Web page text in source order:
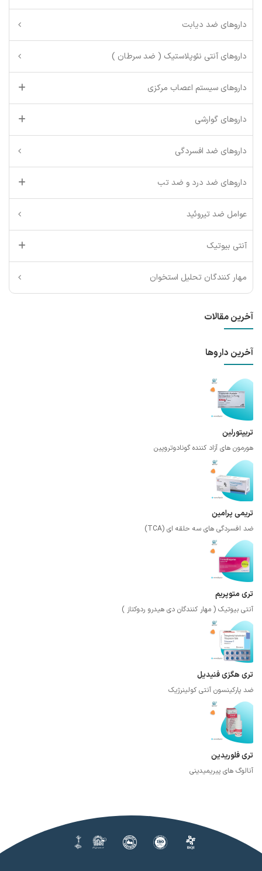
داروهای ضد دیابت
داروهای آنتی نئوپلاستیک ( ضد سرطان )
داروهای سیستم اعصاب مرکزی
داروهای گوارشی
داروهای ضد افسردگی
داروهای ضد درد و ضد تب
عوامل ضد تیروئید
آنتی بیوتیک
مهار کنندگان تحلیل استخوان
آخرین مقالات
آخرین داروها
تریپتورلین
هورمون های آزاد کننده گونادوتروپین
تریمی پرامین
ضد افسردگی های سه حلقه ای (TCA)
تری متوپریم
آنتی بیوتیک ( مهار کنندگان دی هیدرو ردوکتاز )
تری هگزی فنیدیل
ضد پارکینسون آنتی کولینرژیک
تری فلوریدین
آنالوگ های پیریمیدینی